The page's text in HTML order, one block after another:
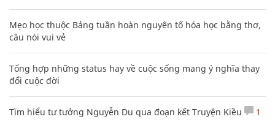
Mẹo học thuộc Bảng tuần hoàn nguyên tố hóa học bằng thơ,
câu nói vui vẻ
Tổng hợp những status hay về cuộc sống mang ý nghĩa thay
đổi cuộc đời
Tìm hiểu tư tưởng Nguyễn Du qua đoạn kết Truyện Kiều 1